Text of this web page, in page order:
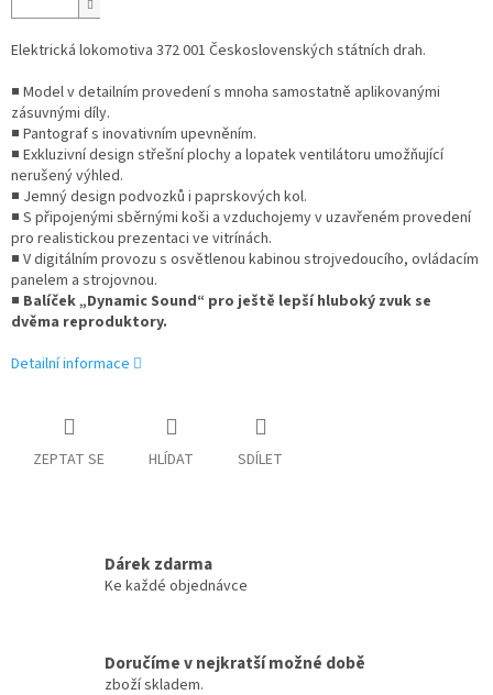
Elektrická lokomotiva 372 001 Československých státních drah.
■ Model v detailním provedení s mnoha samostatně aplikovanými
zásuvnými díly.
■ Pantograf s inovativním upevněním.
■ Exkluzivní design střešní plochy a lopatek ventilátoru umožňující
nerušený výhled.
■ Jemný design podvozků i paprskových kol.
■ S připojenými sběrnými koši a vzduchojemy v uzavřeném provedení
pro realistickou prezentaci ve vitrínách.
■ V digitálním provozu s osvětlenou kabinou strojvedoucího, ovládacím
panelem a strojovnou.
■ Balíček „Dynamic Sound“ pro ještě lepší hluboký zvuk se
dvěma reproduktory.
Detailní informace
ZEPTAT SE HLÍDAT SDÍLET
Dárek zdarma
Ke každé objednávce
Doručíme v nejkratší možné době
zboží skladem.